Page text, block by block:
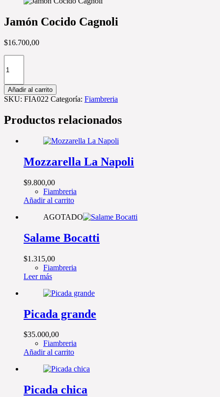
Jamón Cocido Cagnoli
$16.700,00
de
Cocido
Cagnoli
Añadir al carrito
SKU: FIA022 Categoría: Fiambreria
Productos relacionados
Mozzarella La Napoli
$9.800,00
Fiambreria
Añadir al carrito
AGOTADO
Salame Bocatti
$1.315,00
Fiambreria
Leer más
Picada grande
$35.000,00
Fiambreria
Añadir al carrito
Picada chica